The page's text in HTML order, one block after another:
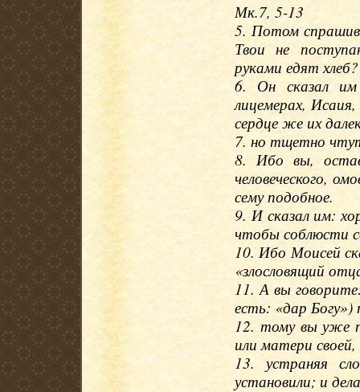
Мк.7, 5-13
5. Потом
Твои не
руками едят хлеб?
6. Он сказал
лицемерах,
сердце же их
7. но тщетно чтут
8. Ибо вы,
человеческого,
сему подобное.
9. И сказал им:
чтобы соблюсти
10. Ибо Моисей
«злословящий
11. А вы
есть: «дар
12. тому вы уже
или матери своей,
13. устраняя
установили; и